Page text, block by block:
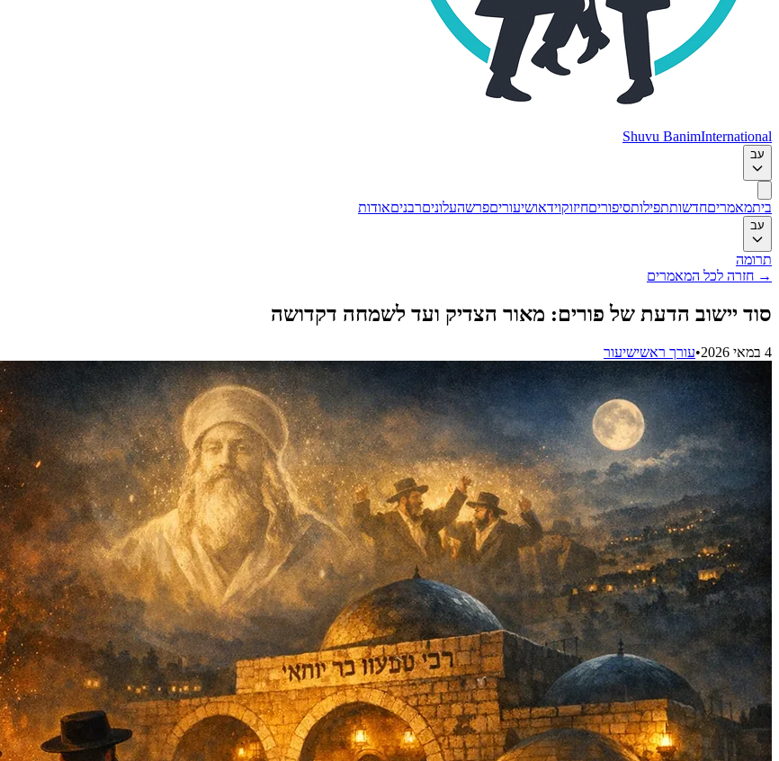
Shuvu BanimInternational
עב
ביתמאמריםחדשותתפילותסיפוריםחיזוקוידאושיעוריםפרשהעלוניםרבניםאודות
עב
תרומה
→ חזרה לכל המאמרים
סוד יישוב הדעת של פורים: מאור הצדיק ועד לשמחה דקדושה
4 במאי 2026 •עורך ראשישיעור